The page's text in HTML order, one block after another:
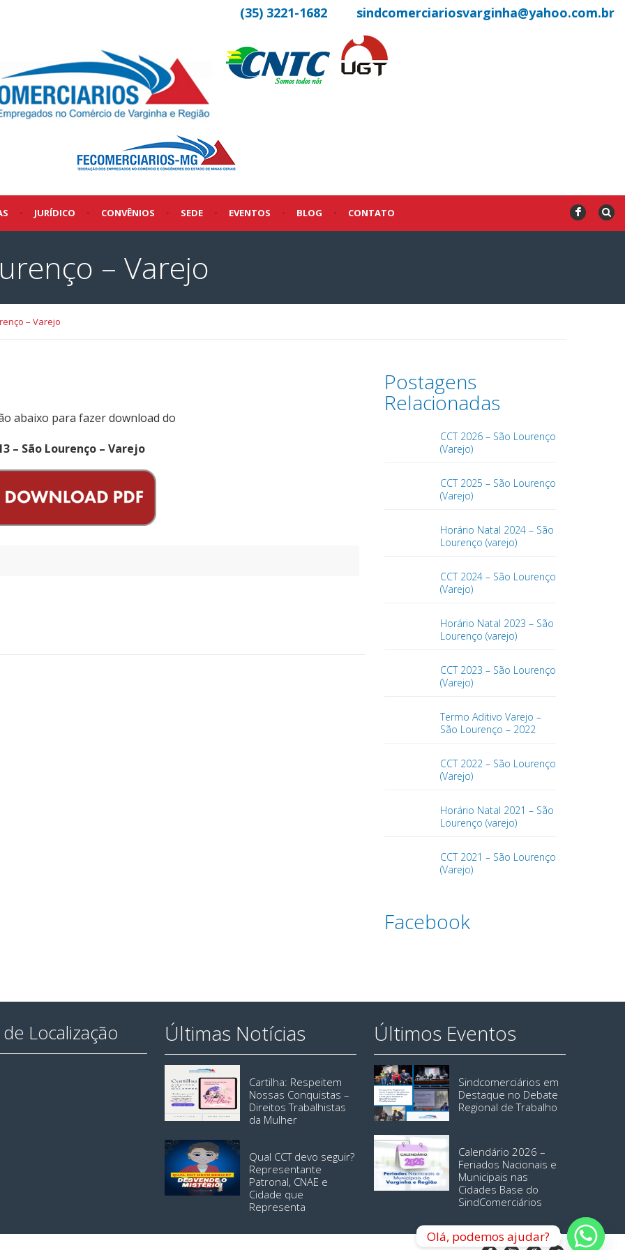
(35) 3221-1682 sindcomerciariosvarginha@yahoo.com.br
• JURÍDICO • CONVÊNIOS • SEDE • EVENTOS • BLOG • CONTATO F
– Varejo
– Varejo
abaixo para fazer download do
– São Lourenço – Varejo
Postagens
Relacionadas
CCT 2026 – São Lourenço
(Varejo)
CCT 2025 – São Lourenço
(Varejo)
Horário Natal 2024 – São
Lourenço (varejo)
CCT 2024 – São Lourenço
(Varejo)
Horário Natal 2023 – São
Lourenço (varejo)
CCT 2023 – São Lourenço
(Varejo)
Termo Aditivo Varejo –
São Lourenço – 2022
CCT 2022 – São Lourenço
(Varejo)
Horário Natal 2021 – São
Lourenço (varejo)
CCT 2021 – São Lourenço
(Varejo)
Facebook
Localização Últimas Notícias
Cartilha: Respeitem
Nossas Conquistas –
Direitos Trabalhistas
da Mulher
Qual CCT devo seguir?
Representante
Patronal, CNAE e
Cidade que
Representa
Últimos Eventos
Sindcomerciários em
Destaque no Debate
Regional de Trabalho
Calendário 2026 –
Feriados Nacionais e
Municipais nas
Cidades Base do
SindComerciários
Olá, podemos ajudar?